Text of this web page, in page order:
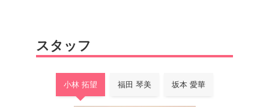
スタッフ
小林 拓望 福田 琴美 坂本 愛華